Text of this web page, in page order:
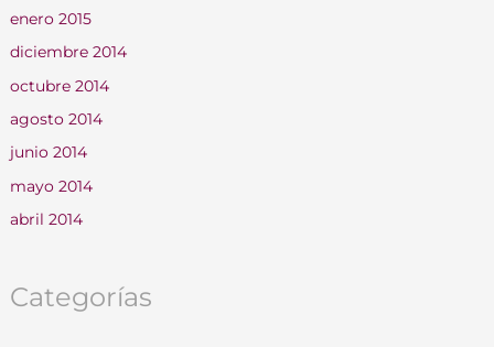
enero 2015
diciembre 2014
octubre 2014
agosto 2014
junio 2014
mayo 2014
abril 2014
Categorías